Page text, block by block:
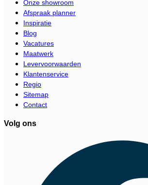
Onze showroom
Afspraak planner
Inspiratie
Blog
Vacatures
Maatwerk
Levervoorwaarden
Klantenservice
Regio
Sitemap
Contact
Volg ons